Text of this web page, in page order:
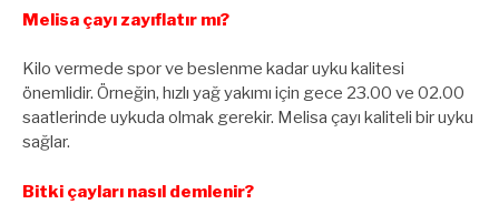
Melisa çayı zayıflatır mı?
Kilo vermede spor ve beslenme kadar uyku kalitesi
önemlidir. Örneğin, hızlı yağ yakımı için gece 23.00 ve 02.00
saatlerinde uykuda olmak gerekir. Melisa çayı kaliteli bir uyku
sağlar.
Bitki çayları nasıl demlenir?